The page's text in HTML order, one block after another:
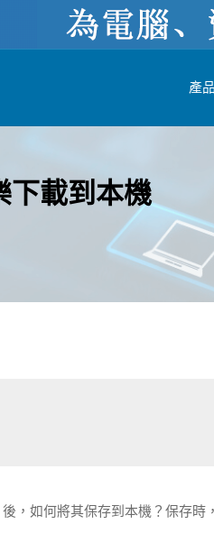
產品
下載到本機
，如何將其保存到本機？保存時